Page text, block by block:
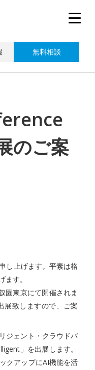
無料相談
のご案
し上げます。平素は格
す。
園東京にて開催されま
展致しますので、ご案
ジェント・クラウドバ
」を出展します。
クアップにAI機能を活